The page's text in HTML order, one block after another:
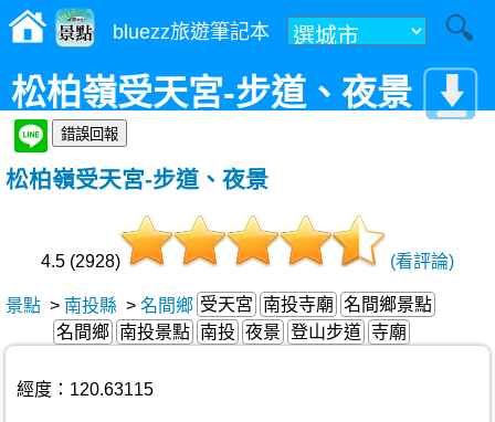
bluezz旅遊筆記本
松柏嶺受天宮-步道、夜景
松柏嶺受天宮-步道、夜景
4.5 (2928) (看評論)
景點 > 南投縣 > 名間鄉 受天宮 南投寺廟 名間鄉景點
名間鄉 南投景點 南投 夜景 登山步道 寺廟
經度：120.63115